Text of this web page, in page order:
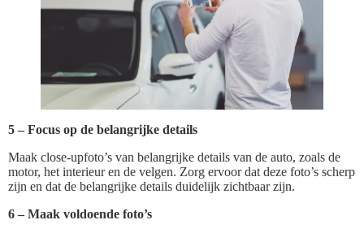
5 – Focus op de belangrijke details
Maak close-upfoto’s van belangrijke details van de auto, zoals de
motor, het interieur en de velgen. Zorg ervoor dat deze foto’s scherp
zijn en dat de belangrijke details duidelijk zichtbaar zijn.
6 – Maak voldoende foto’s